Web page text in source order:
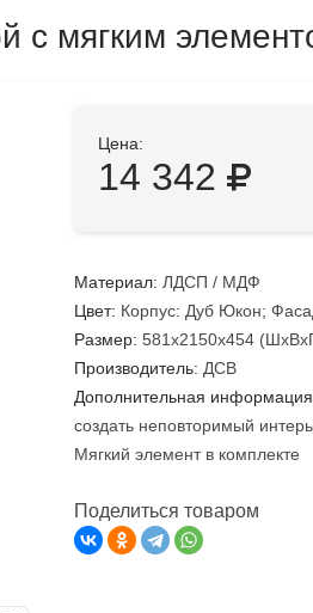
с мягким
Цена:
14 342
Материал: ЛДСП / МДФ
Цвет: Корпус: Дуб Юкон;
Размер: 581х2150х454
Производитель: ДСВ
Дополнительная
создать неповторимый
Мягкий элемент в комплекте
Поделиться товаром